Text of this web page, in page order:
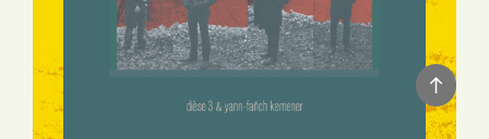
Back
to